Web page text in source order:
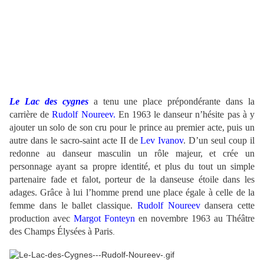
Le Lac des cygnesa tenu une place prépondérante dans la
carrière deRudolf Noureev. En 1963 le danseur n’hésite pas à y
ajouter un solo de son cru pour le prince au premier acte, puis un
autre dans le sacro-saint acte II deLev Ivanov. D’un seul coup il
redonne au danseur masculin un rôle majeur, et crée un
personnage ayant sa propre identité, et plus du tout un simple
partenaire fade et falot, porteur de la danseuse étoile dans les
adages. Grâce à lui l’homme prend une place égale à celle de la
femme dans le ballet classique. Rudolf Noureevdansera cette
production avec Margot Fonteyn en novembre 1963 au Théâtre
des Champs Élysées à Paris